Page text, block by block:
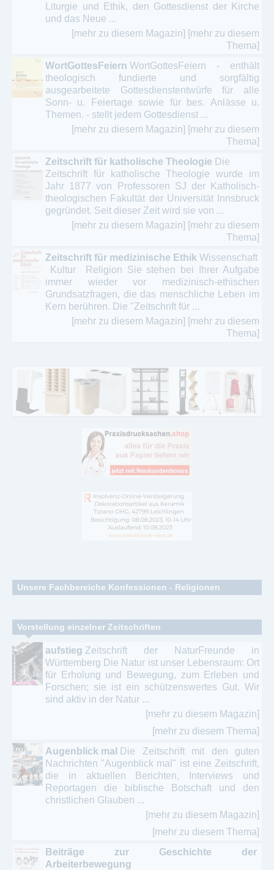
Liturgie und Ethik, den Gottesdienst der Kirche
und das Neue ...
[mehr zu diesem Magazin] [mehr zu diesem
Thema]
WortGottesFeiern WortGottesFeiern - enthält
theologisch fundierte und sorgfältig
ausgearbeitete Gottesdienstentwürfe für alle
Sonn- u. Feiertage sowie für bes. Anlässe u.
Themen. - stellt jedem Gottesdienst ...
[mehr zu diesem Magazin] [mehr zu diesem
Thema]
Zeitschrift für katholische Theologie Die
Zeitschrift für katholische Theologie wurde im
Jahr 1877 von Professoren SJ der Katholisch-
theologischen Fakultät der Universität Innsbruck
gegründet. Seit dieser Zeit wird sie von ...
[mehr zu diesem Magazin] [mehr zu diesem
Thema]
Zeitschrift für medizinische Ethik Wissenschaft
Kultur Religion Sie stehen bei Ihrer Aufgabe
immer wieder vor medizinisch-ethischen
Grundsatzfragen, die das menschliche Leben im
Kern berühren. Die "Zeitschrift für ...
[mehr zu diesem Magazin] [mehr zu diesem
Thema]
Unsere Fachbereiche Konfessionen - Religionen
Reformation
Jugend Kirche - Religionspädagogik
Katholische Publikationen - katholische Theologie
Naturreligionen - andere Religionen
Ökumene - ökumenisch - Ökumenische Bewegung
Online Magazin / ePaper - Glaube - Religion -
Weltreligionen
Taoismus – Konfuzianismus - Daoismus
Theologie - Christliche Lehre - Kirche
Vorstellung einzelner Zeitschriften
aufstieg Zeitschrift der NaturFreunde in
Württemberg Die Natur ist unser Lebensraum: Ort
für Erholung und Bewegung, zum Erleben und
Forschen; sie ist ein schützenswertes Gut. Wir
sind aktiv in der Natur ...
[mehr zu diesem Magazin]
[mehr zu diesem Thema]
Augenblick mal
Die Zeitschrift mit den guten
Nachrichten "Augenblick mal" ist eine Zeitschrift,
die in aktuellen Berichten, Interviews und
Reportagen die biblische Botschaft und den
christlichen Glauben ...
[mehr zu diesem Magazin]
[mehr zu diesem Thema]
Beiträge zur Geschichte der
Arbeiterbewegung